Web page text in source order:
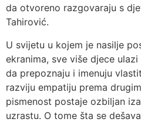
da otvoreno razgovaraju s
Tahirović.
U svijetu u kojem je nasilje
ekranima, sve više djece
da prepoznaju i imenuju
razviju empatiju prema
pismenost postaje ozbiljan
uzrastu. O tome šta se